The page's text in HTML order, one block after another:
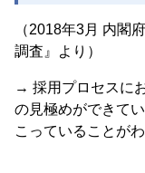
（2018年3月 内閣
調査』より）
→ 採用プロセスに
の見極めができて
こっていることがわ